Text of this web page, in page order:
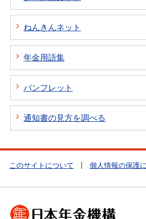
ねんきんネット
年金用語集
パンフレット
通知書の見方を調べる
このサイトについて 個人情報の保護